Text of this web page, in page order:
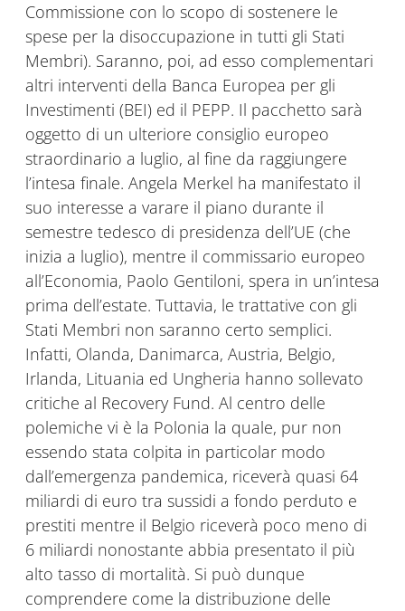
Commissione con lo scopo di sostenere le
spese per la disoccupazione in tutti gli Stati
Membri). Saranno, poi, ad esso complementari
altri interventi della Banca Europea per gli
Investimenti (BEI) ed il PEPP. Il pacchetto sarà
oggetto di un ulteriore consiglio europeo
straordinario a luglio, al fine da raggiungere
l’intesa finale. Angela Merkel ha manifestato il
suo interesse a varare il piano durante il
semestre tedesco di presidenza dell’UE (che
inizia a luglio), mentre il commissario europeo
all’Economia, Paolo Gentiloni, spera in un’intesa
prima dell’estate. Tuttavia, le trattative con gli
Stati Membri non saranno certo semplici.
Infatti, Olanda, Danimarca, Austria, Belgio,
Irlanda, Lituania ed Ungheria hanno sollevato
critiche al Recovery Fund. Al centro delle
polemiche vi è la Polonia la quale, pur non
essendo stata colpita in particolar modo
dall’emergenza pandemica, riceverà quasi 64
miliardi di euro tra sussidi a fondo perduto e
prestiti mentre il Belgio riceverà poco meno di
6 miliardi nonostante abbia presentato il più
alto tasso di mortalità. Si può dunque
comprendere come la distribuzione delle